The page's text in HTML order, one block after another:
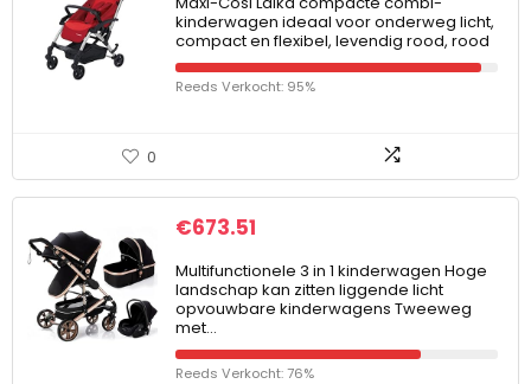
kinderwagen ideaal voor onderweg licht,
compact en flexibel, levendig rood, rood
Reeds Verkocht: 95%
0
€673.51
Multifunctionele 3 in 1 kinderwagen Hoge
landschap kan zitten liggende licht
opvouwbare kinderwagens Tweeweg
met…
Reeds Verkocht: 76%